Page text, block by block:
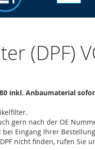
(DPF)
inkl. Anbaumaterial
gern nach der OE
bei Eingang Ihrer
nicht finden, rufen Sie